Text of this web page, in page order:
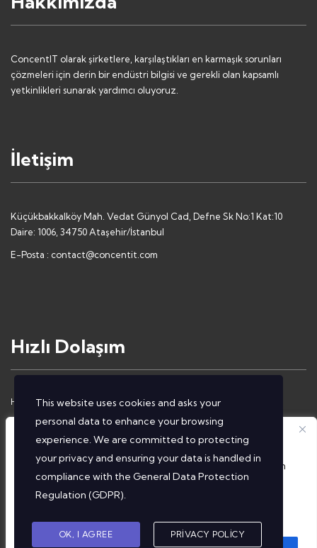
Gizliliğinize Önem Veriyoruz
Tarayıcı deneyiminizi geliştirmek, kişiselleştirilmiş reklam
veya içerik sunmak ve trafiğimizi analiz etmek amacıyla
çerezler kullanıyoruz. 'Hepsini Kabul Et' seçeneğine
ConcentIT olarak şirketlere, karşılaştıkları en karmaşık sorunları
çözmeleri için derin bir endüstri bilgisi ve gerekli olan kapsamlı
yetkinlikleri sunarak yardımcı oluyoruz.
İletişim
Küçükbakkalköy Mah. Vedat Günyol Cad, Defne Sk No:1 Kat:10
Daire: 1006, 34750 Ataşehir/İstanbul
E-Posta : contact@concentit.com
Hızlı Dolaşım
Hakkımızda İletişim
Çözümlerimiz Gizlilik Politikası
Hizmetlerimiz Aydınlatma Metni
This website uses cookies and asks your
personal data to enhance your browsing
experience. We are committed to protecting
your privacy and ensuring your data is handled in
compliance with the General Data Protection
Regulation (GDPR).
OK, I AGREE PRIVACY POLICY